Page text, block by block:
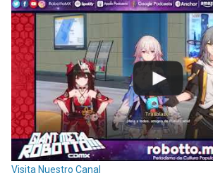
Visita Nuestro Canal